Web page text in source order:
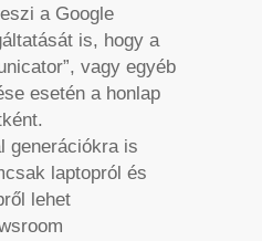
a Google
is, hogy a
vagy egyéb
esetén a honlap
generációkra is
laptopról és
lehet